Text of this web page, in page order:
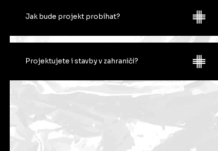
záleží na stupni. Ale délka projektu je od 1 do 5 měsíců
podle náročnosti, rozsahu a v závislosti na podkladech.
Jak bude projekt probíhat?
termíny i na vaše technické požadavky. To vše nám pomůže
sestavit rozsah našich prací. Díky tomu můžeme sestavit
srozumitelnou a vstřícnou smlouvu. Po jejím podpisu od vás
převezmeme potřebné poklady a pustíme se do
a zapracujeme vaše připomínky a požadavky na změny.
Projektujete i stavby v zahraničí?
Ano, máme za sebou projekty na Maledivách, ve
Švédsku, Francii, Polsku, Slovensku, Rakousku,